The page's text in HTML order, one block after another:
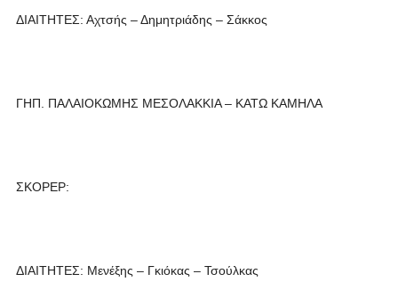
ΔΙΑΙΤΗΤΕΣ: Αχτσής – Δημητριάδης – Σάκκος
ΓΗΠ. ΠΑΛΑΙΟΚΩΜΗΣ ΜΕΣΟΛΑΚΚΙΑ – ΚΑΤΩ ΚΑΜΗΛΑ
ΣΚΟΡΕΡ:
ΔΙΑΙΤΗΤΕΣ: Μενέξης – Γκιόκας – Τσούλκας